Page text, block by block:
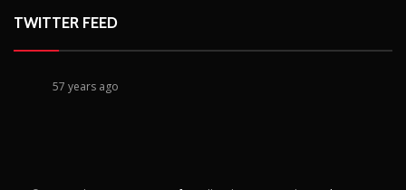
TWITTER FEED
57 years ago